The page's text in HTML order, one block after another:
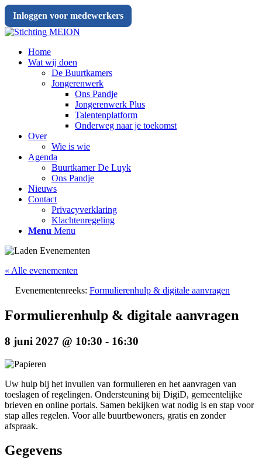
Inloggen voor medewerkers
Home
Wat wij doen
De Buurtkamers
Jongerenwerk
Ons Pandje
Jongerenwerk Plus
Talentenplatform
Onderweg naar je toekomst
Over
Wie is wie
Agenda
Buurtkamer De Luyk
Ons Pandje
Nieuws
Contact
Privacyverklaring
Klachtenregeling
Menu Menu
« Alle evenementen
Evenementenreeks: Formulierenhulp & digitale aanvragen
Formulierenhulp & digitale aanvragen
8 juni 2027 @ 10:30 - 16:30
Uw hulp bij het invullen van formulieren en het aanvragen van
toeslagen of regelingen. Ondersteuning bij DigiD, gemeentelijke
brieven en online portals. Samen bekijken wat nodig is en stap voor
stap alles regelen. Voor alle buurtbewoners, gratis en zonder
afspraak.
Gegevens